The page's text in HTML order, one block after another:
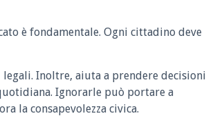
è fondamentale. Ogni cittadino deve
Inoltre, aiuta a prendere decisioni
Ignorarle può portare a
la consapevolezza civica.